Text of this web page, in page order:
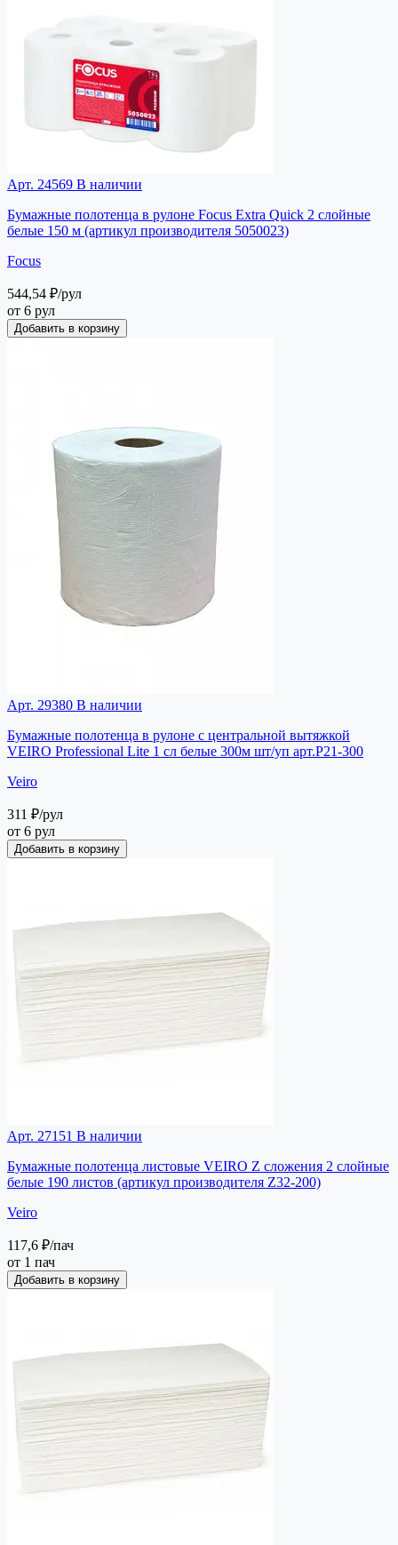
Арт. 24569 В наличии
Бумажные полотенца в рулоне Focus Extra Quick 2 слойные
белые 150 м (артикул производителя 5050023)
Focus
544,54 ₽/рул
от 6 рул
Добавить в корзину
Арт. 29380 В наличии
Бумажные полотенца в рулоне с центральной вытяжкой
VEIRO Professional Lite 1 сл белые 300м шт/уп арт.P21-300
Veiro
311 ₽/рул
от 6 рул
Добавить в корзину
Арт. 27151 В наличии
Бумажные полотенца листовые VEIRO Z сложения 2 слойные
белые 190 листов (артикул производителя Z32-200)
Veiro
117,6 ₽/пач
от 1 пач
Добавить в корзину